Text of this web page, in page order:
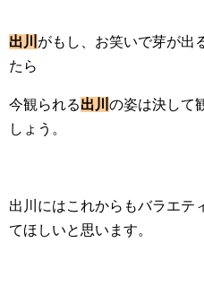
出川 がもし、お笑いで芽が出
たら
今観られる出川 の姿は決して
しょう。
出川にはこれからもバラエテ
てほしいと思います。